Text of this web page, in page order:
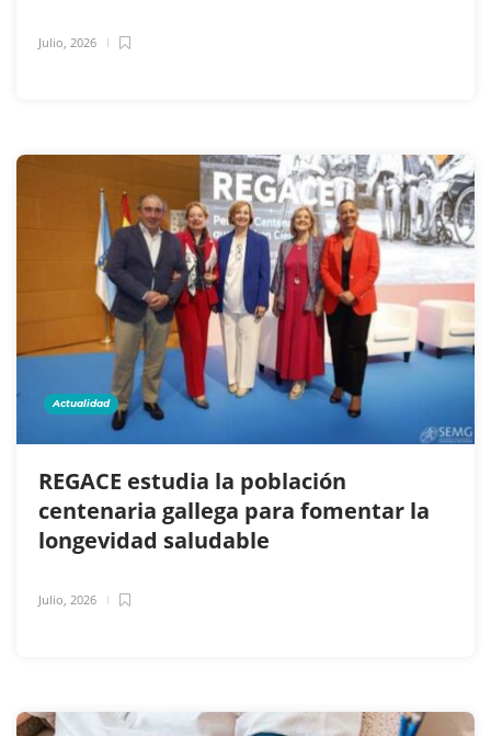
Julio, 2026
Actualidad
REGACE estudia la población
centenaria gallega para fomentar la
longevidad saludable
Julio, 2026